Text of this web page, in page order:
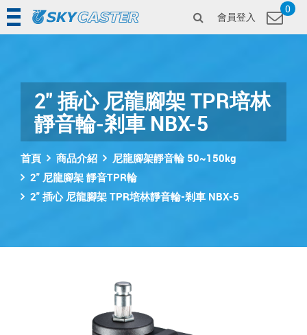
0
會員登入
2" 插心 尼龍腳架 TPR培林
靜音輪-剎車 NBX-5
首頁 商品介紹
尼龍腳架靜音輪 50~150kg
2" 尼龍腳架 靜音TPR輪
2" 插心 尼龍腳架 TPR培林靜音輪-剎車 NBX-5